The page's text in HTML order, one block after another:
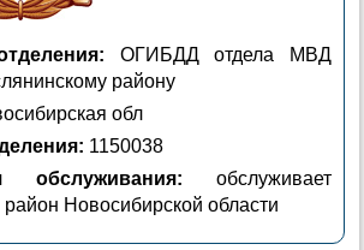
ОГИБДД отдела МВД
району
обл
1150038
обслуживания: обслуживает
Новосибирской области